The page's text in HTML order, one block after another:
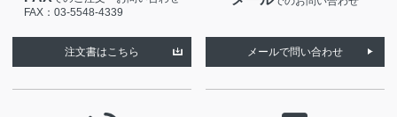
FAX：03-5548-4339
注文書はこちら メールで問い合わせ